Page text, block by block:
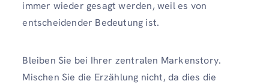
immer wieder gesagt werden, weil es von
entscheidender Bedeutung ist.
Bleiben Sie bei Ihrer zentralen Markenstory.
Mischen Sie die Erzählung nicht, da dies die